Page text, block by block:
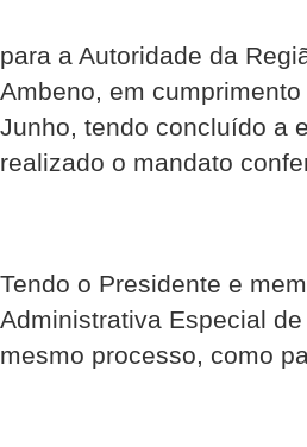
para a Autoridade da
Ambeno, em
Junho, tendo concluído a
realizado o mandato
Tendo o Presidente e
Administrativa Especial
mesmo processo, como